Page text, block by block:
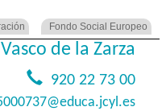
Fondo Social Europeo
Vasco de la Zarza
920 22 73 00